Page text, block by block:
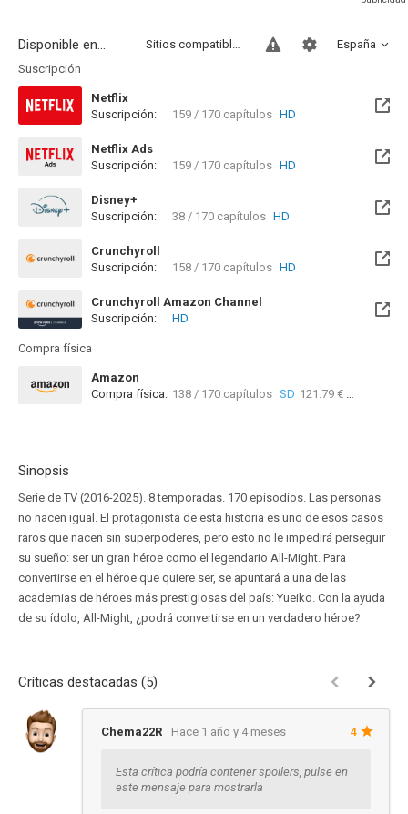
Disponible en... España
Sitios compatibles
Suscripción
Netflix
Suscripción:
159 / 170 capítulos HD
Netflix Ads
Suscripción:
159 / 170 capítulos HD
Disney+
Suscripción:
38 / 170 capítulos HD
Crunchyroll
Suscripción:
158 / 170 capítulos HD
Crunchyroll Amazon Channel
Suscripción:
HD
Compra física
Amazon
Compra física: 138 / 170 capítulos SD 121.79 €
Sinopsis
Serie de TV (2016-2025). 8 temporadas. 170 episodios. Las personas
no nacen igual. El protagonista de esta historia es uno de esos casos
raros que nacen sin superpoderes, pero esto no le impedirá perseguir
su sueño: ser un gran héroe como el legendario All-Might. Para
convertirse en el héroe que quiere ser, se apuntará a una de las
academias de héroes más prestigiosas del país: Yueiko. Con la ayuda
de su ídolo, All-Might, ¿podrá convertirse en un verdadero héroe?
Críticas destacadas (5)
Chema22R Hace 1 año y 4 meses 4
Esta crítica podría contener spoilers, pulse en
este mensaje para mostrarla